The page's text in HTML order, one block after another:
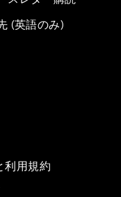
(英語のみ)
利用規約